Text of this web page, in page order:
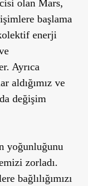
olan Mars,
başlama
enerji
Ayrıca
aldığımız ve
değişim
yoğunluğunu
zorladı.
bağlılığımızı